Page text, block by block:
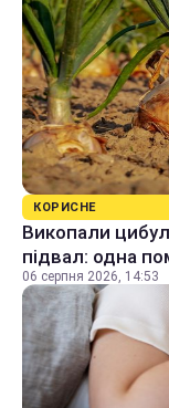
КОРИСНЕ
Викопали
підвал: одна
06 серпня 2026, 14:53